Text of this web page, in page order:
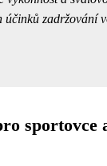
účinků zadržování
sportovce